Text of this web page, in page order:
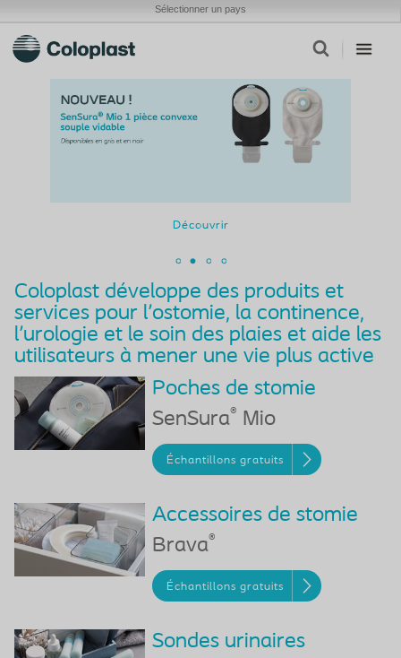
Sélectionner un pays
Découvrir
Coloplast développe des produits et
services pour l'ostomie, la continence,
l'urologie et le soin des plaies et aide les
utilisateurs à mener une vie plus active
Poches de stomie
SenSura® Mio
Échantillons gratuits
Accessoires de stomie
Brava®
Échantillons gratuits
Sondes urinaires